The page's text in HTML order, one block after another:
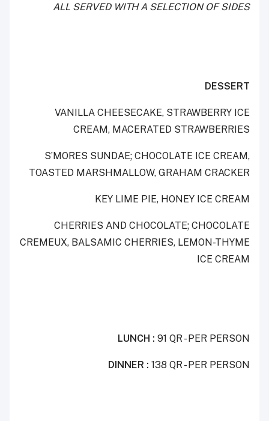
ALL SERVED WITH A SELECTION OF SIDES
DESSERT
VANILLA CHEESECAKE, STRAWBERRY ICE
CREAM, MACERATED STRAWBERRIES
S’MORES SUNDAE; CHOCOLATE ICE CREAM,
TOASTED MARSHMALLOW, GRAHAM CRACKER
KEY LIME PIE, HONEY ICE CREAM
CHERRIES AND CHOCOLATE; CHOCOLATE
CREMEUX, BALSAMIC CHERRIES, LEMON-THYME
ICE CREAM
LUNCH : 91 QR - PER PERSON
DINNER : 138 QR - PER PERSON